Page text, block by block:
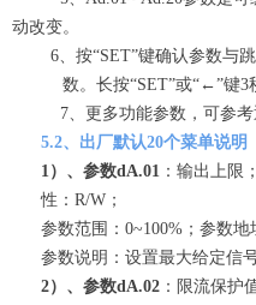
动改变。
6、按“SET”键确认参数与
数。长按“SET”或“←”键3
7、更多功能参数，可参考
5.2、出厂默认20个菜单说明
1）、参数dA.01 ：输出上限
性：R/W；
参数范围：0~100%；参数地
参数说明：设置最大给定信
2）、参数dA.02 ：限流保护